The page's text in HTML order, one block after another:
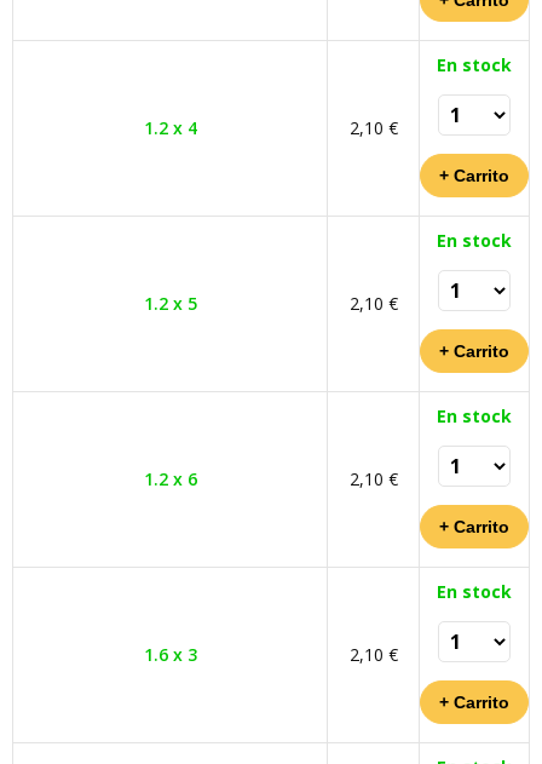
1.2 x 4 2,10 €
En stock
1.2 x 5 2,10 €
En stock
1.2 x 6 2,10 €
En stock
1.6 x 3 2,10 €
En stock